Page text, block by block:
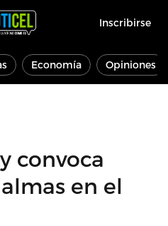
Inscribirse
Economía Opiniones
convoca
en el